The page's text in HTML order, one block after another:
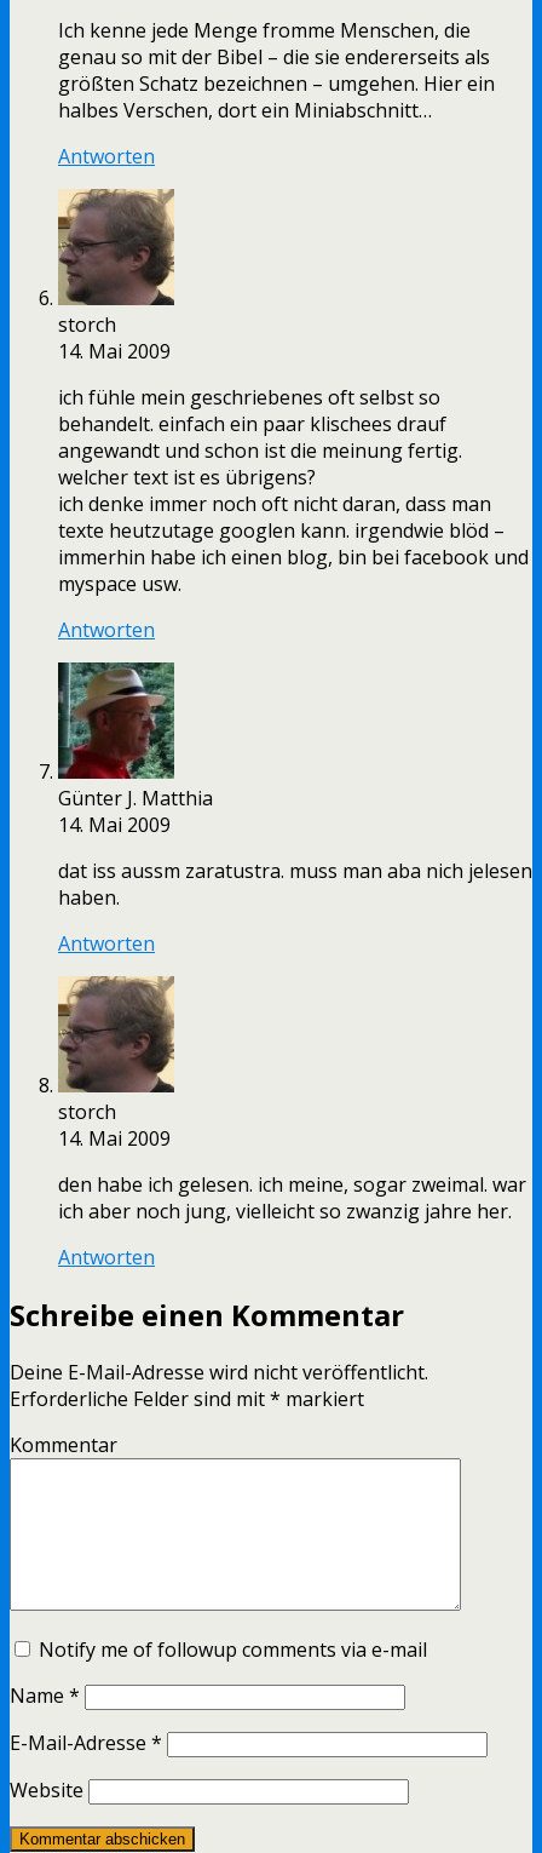
Ich kenne jede Menge fromme Menschen, die
genau so mit der Bibel – die sie endererseits als
größten Schatz bezeichnen – umgehen. Hier ein
halbes Verschen, dort ein Miniabschnitt…
Antworten
storch
14. Mai 2009
ich fühle mein geschriebenes oft selbst so
behandelt. einfach ein paar klischees drauf
angewandt und schon ist die meinung fertig.
welcher text ist es übrigens?
ich denke immer noch oft nicht daran, dass man
texte heutzutage googlen kann. irgendwie blöd –
immerhin habe ich einen blog, bin bei facebook und
myspace usw.
Antworten
Günter J. Matthia
14. Mai 2009
dat iss aussm zaratustra. muss man aba nich jelesen
haben.
Antworten
storch
14. Mai 2009
den habe ich gelesen. ich meine, sogar zweimal. war
ich aber noch jung, vielleicht so zwanzig jahre her.
Antworten
Schreibe einen Kommentar
Deine E-Mail-Adresse wird nicht veröffentlicht.
Erforderliche Felder sind mit* markiert
Kommentar
Notify me of followup comments via e-mail
Name *
E-Mail-Adresse *
Website